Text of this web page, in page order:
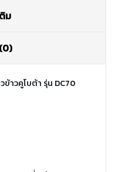
ม
าวคูโบต้า รุ่น DC70